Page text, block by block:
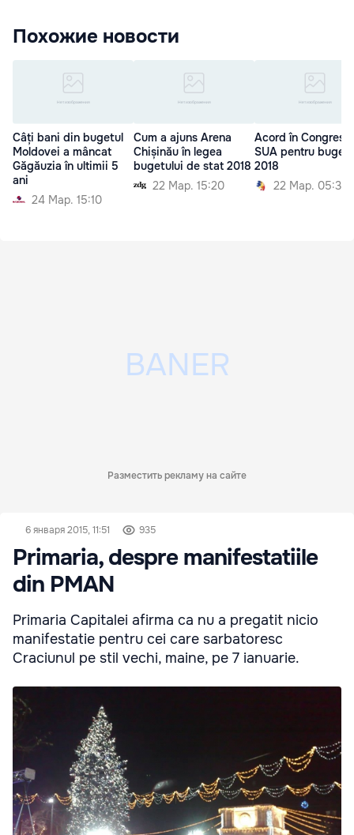
Похожие новости
Câți bani din bugetul
Moldovei a mâncat
Găgăuzia în ultimii 5
ani
24 Мар. 15:10
Cum a ajuns Arena
Chișinău în legea
bugetului de stat 2018
22 Мар. 15:20
Acord în Congresul
SUA pentru
2018
22 Мар. 05:30
Разместить рекламу на сайте
6 января 2015, 11:51 935
Primaria, despre manifestatiile
din PMAN
Primaria Capitalei afirma ca nu a pregatit nicio
manifestatie pentru cei care sarbatoresc
Craciunul pe stil vechi, maine, pe 7 ianuarie.